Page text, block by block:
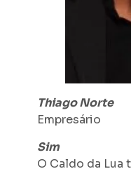
Thiago Norte
Empresário
Sim
O Caldo da Lua